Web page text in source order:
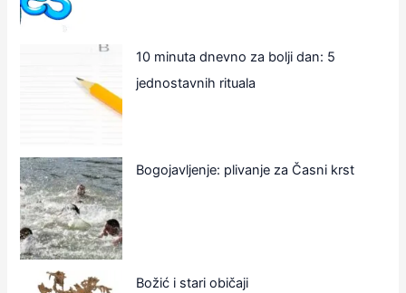
10 minuta dnevno za bolji dan: 5
jednostavnih rituala
Bogojavljenje: plivanje za Časni krst
Božić i stari običaji